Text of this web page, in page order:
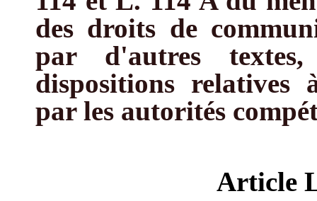
des droits de
par d'autres
dispositions relatives
par les autorités
Article